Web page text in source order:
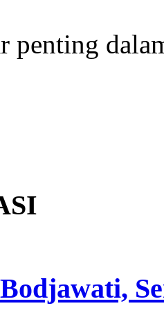
penting